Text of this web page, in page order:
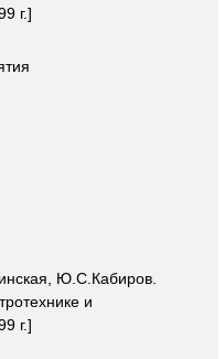
г.]
Ю.С.Кабиров.
и
г.]